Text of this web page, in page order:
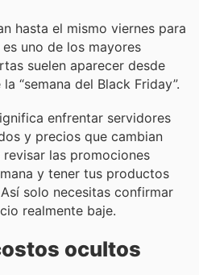
hasta el mismo viernes para
uno de los mayores
suelen aparecer desde
“semana del Black Friday”.
enfrentar servidores
y precios que cambian
las promociones
y tener tus productos
solo necesitas confirmar
realmente baje.
ocultos